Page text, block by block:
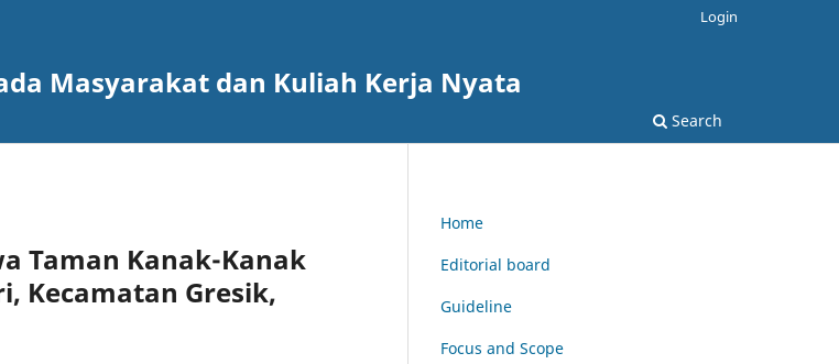
Masyarakat dan Kuliah Kerja Nyata
Search
Login
Taman Kanak-Kanak
Kecamatan Gresik,
Home
Editorial board
Guideline
Focus and Scope